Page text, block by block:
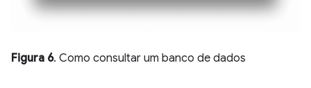
Figura 6. Como consultar um banco de dados